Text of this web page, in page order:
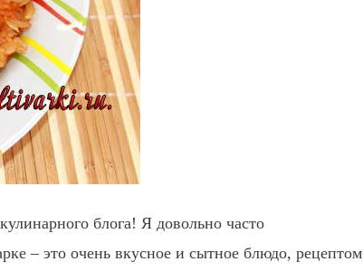
блога! Я довольно часто
– это очень вкусное и сытное блюдо, рецептом